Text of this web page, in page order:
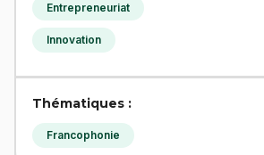
Entrepreneuriat
Innovation
Thématiques :
Francophonie